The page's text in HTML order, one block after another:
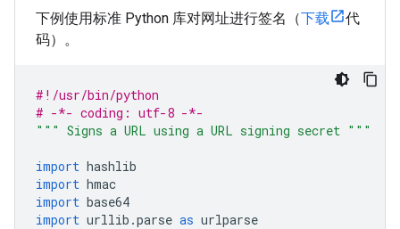
下例使用标准 Python 库对网址进行签名（下载
代
码）。
#!/usr/bin/python
# -*- coding: utf-8 -*-
""" Signs a URL using a URL signing secret """
import hashlib
import hmac
import base64
import urllib .parse as urlparse